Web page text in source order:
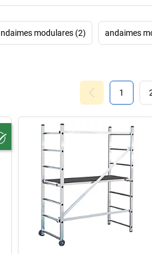
modulares (2) andaimes
1